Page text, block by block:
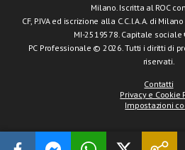
Milano. Iscritta al ROC
CF, P.IVA ed iscrizione alla C.C.I.A.A. di
MI-2519578. Capitale sociale
PC Professionale © 2026. Tutti i diritti di
riservati.
Contatti
Privacy e Cookie
Impostazioni